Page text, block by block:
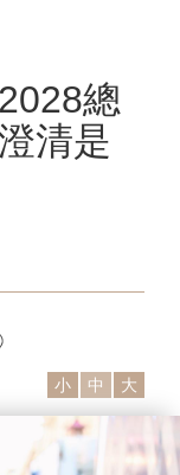
總
清是
小 中 大